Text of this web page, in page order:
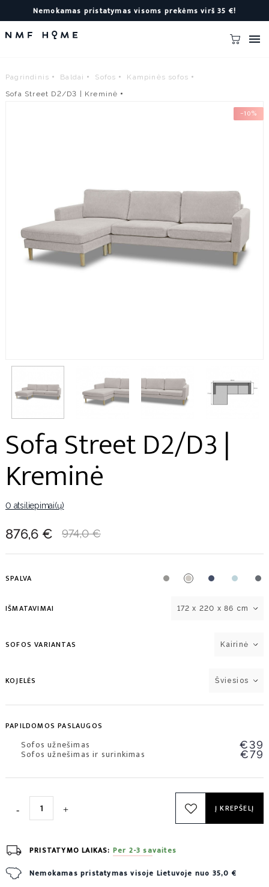
Nemokamas pristatymas visoms prekėms virš 35 €!

Pagrindinis Baldai Sofos
Kampinės sofos
Sofa Street D2/D3 | Kreminė
−10%
Sofa Street D2/D3 |
Kreminė
0 atsiliepimai(ų)
876,6 € 974,0 €
SPALVA
IŠMATAVIMAI 172 x 220 x 86 cm
SOFOS VARIANTAS Kairinė
KOJELĖS Šviesios
PAPILDOMOS PASLAUGOS
Sofos užnešimas €39
Sofos užnešimas ir surinkimas €79
Į KREPŠELĮ
PRISTATYMO LAIKAS: Per 2-3 savaites
Nemokamas pristatymas visoje Lietuvoje nuo 35,0 €